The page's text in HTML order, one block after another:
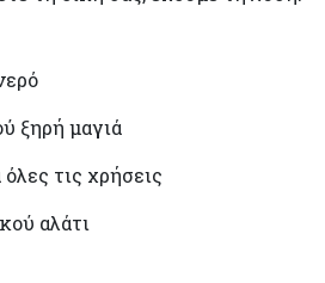
ξηρή μαγιά
τις χρήσεις
αλάτι